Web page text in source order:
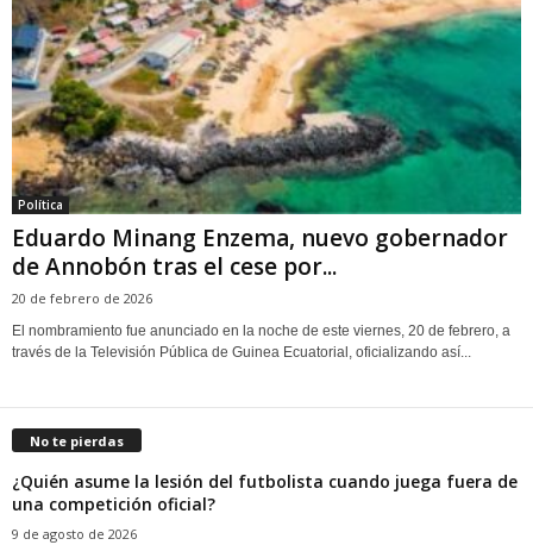
Política
Eduardo Minang Enzema, nuevo gobernador
de Annobón tras el cese por...
20 de febrero de 2026
El nombramiento fue anunciado en la noche de este viernes, 20 de febrero, a
través de la Televisión Pública de Guinea Ecuatorial, oficializando así...
No te pierdas
¿Quién asume la lesión del futbolista cuando juega fuera de
una competición oficial?
9 de agosto de 2026